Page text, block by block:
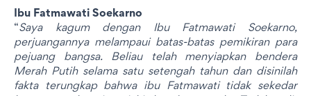
Ibu Fatmawati Soekarno
“Saya kagum dengan Ibu Fatmawati Soekarno,
perjuangannya melampaui batas-batas pemikiran para
pejuang bangsa. Beliau telah menyiapkan bendera
Merah Putih selama satu setengah tahun dan disinilah
fakta terungkap bahwa ibu Fatmawati tidak sekedar